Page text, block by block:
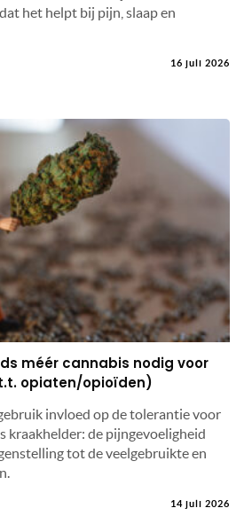
het helpt bij pijn, slaap en
16 juli 2026
méér cannabis nodig voor
opiaten/opioïden)
invloed op de tolerantie voor
kraakhelder: de pijngevoeligheid
tot de veelgebruikte en
14 juli 2026